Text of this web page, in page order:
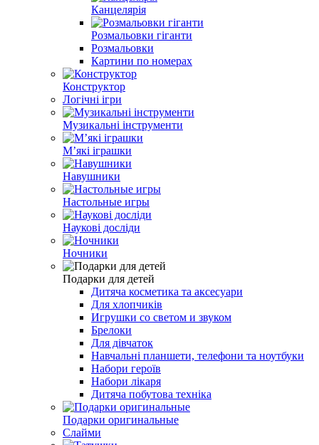
Канцелярія
Розмальовки гіганти
Розмальовки
Картини по номерах
Конструктор
Логічні ігри
Музикальні інструменти
Мʼякі іграшки
Навушники
Настольные игры
Наукові досліди
Ночники
Подарки для детей
Дитяча косметика та аксесуари
Для хлопчиків
Игрушки со светом и звуком
Брелоки
Для дівчаток
Навчальні планшети, телефони та ноутбуки
Набори героїв
Набори лікаря
Дитяча побутова техніка
Подарки оригинальные
Слайми